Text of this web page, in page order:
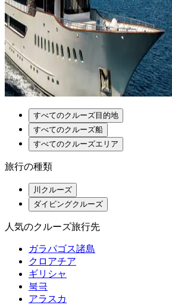
すべてのクルーズ目的地
すべてのクルーズ船
すべてのクルーズエリア
旅行の種類
川クルーズ
ダイビングクルーズ
人気のクルーズ旅行先
ガラパゴス諸島
クロアチア
ギリシャ
북극
アラスカ